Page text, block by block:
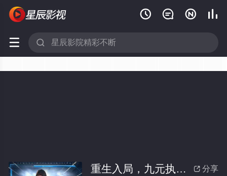
   
 
 分享
重生入局，九元执掌全世界(全集)